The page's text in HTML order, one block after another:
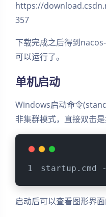
https://
357
下载完成之后得到
可以运行了。
单机启动
Windows启动命令
非集群模式，直接双击
startup.cmd
启动后可以查看图形界面